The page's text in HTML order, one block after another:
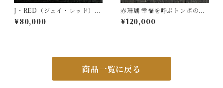
J・RED（ジェイ・レッド）ペ
ンダント jr-09
¥80,000
赤珊瑚 幸福を呼ぶトンボのブ
ローチ D0.14ct SV fb-26
¥120,000
商品一覧に戻る